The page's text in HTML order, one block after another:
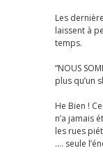
Les
laissent à
temps.
“NOUS
plus qu’un
He Bien !
n’a jamais
les rues
…. seule